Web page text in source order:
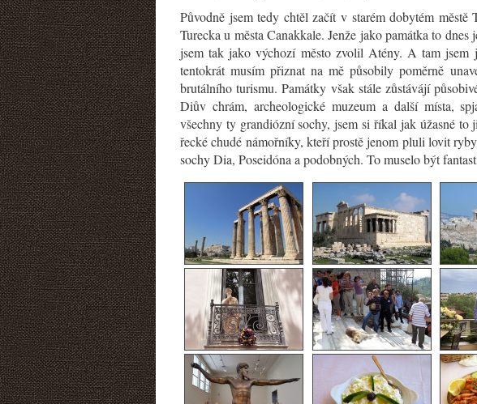
Původně jsem tedy chtěl začít v starém dobytém
Turecka u města Canakkale. Jenže jako památka to
jsem tak jako výchozí město zvolil Atény. A tam
tentokrát musím přiznat na mě působily poměrně
brutálního turismu. Památky však stále zůstávájí
Diův chrám, archeologické muzeum a další místa,
všechny ty grandiózní sochy, jsem si říkal jak úžasné
řecké chudé námořníky, kteří prostě jenom pluli lovit
sochy Dia, Poseidóna a podobných. To muselo být